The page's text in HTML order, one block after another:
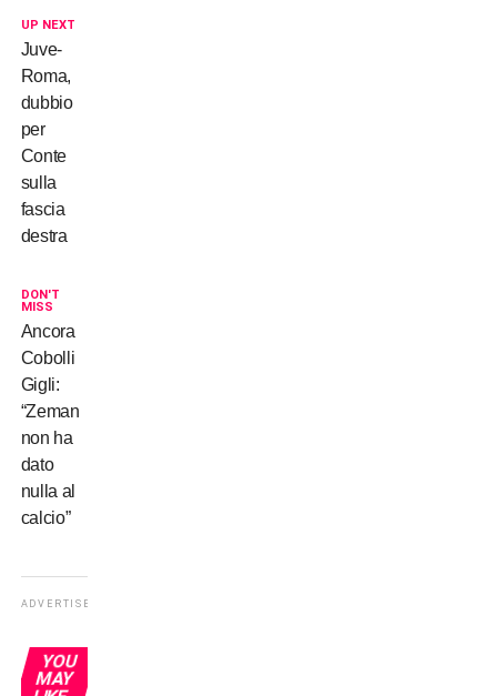
UP NEXT
Juve-
Roma,
dubbio
per
Conte
sulla
fascia
destra
DON'T
MISS
Ancora
Cobolli
Gigli:
“Zeman
non ha
dato
nulla al
calcio”
ADVERTISEMENT
YOU
MAY